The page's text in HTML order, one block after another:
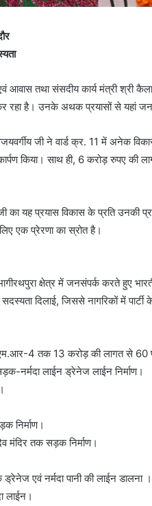
तथा संसदीय कार्य मंत्री श्री
रहा है। उनके अथक प्रयासों से यहां
जी ने वार्ड क्र. 11 में अनेक
किया। साथ ही, 6 करोड़ रुपए की
का यह प्रयास विकास के प्रति उनकी
एक प्रेरणा का स्रोत है।
क्षेत्र में जनसंपर्क करते हुए
दिलाई, जिससे नागरिकों में
4 तक 13 करोड़ की लागत से 60
नर्मदा लाईन ड्रेनेज लाईन निर्माण।
निर्माण।
मंदिर तक सड़क निर्माण।
एवं नर्मदा पानी की लाईन डालना ।
लाईन।